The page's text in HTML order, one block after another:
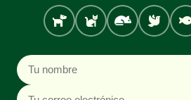
Perro Gato Roedores
Aves
Nombre
Correo electrónico